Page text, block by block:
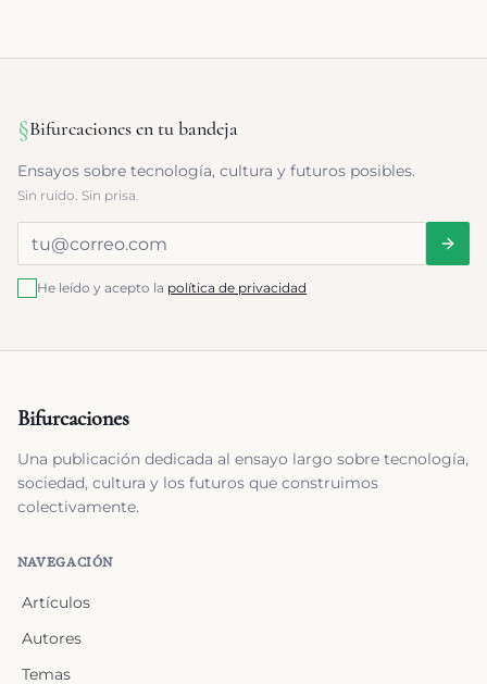
§Bifurcaciones en tu bandeja
Ensayos sobre tecnología, cultura y futuros posibles.
Sin ruido. Sin prisa.
He leído y acepto la política de privacidad
Bifurcaciones
Una publicación dedicada al ensayo largo sobre tecnología,
sociedad, cultura y los futuros que construimos
colectivamente.
NAVEGACIÓN
Artículos
Autores
Temas